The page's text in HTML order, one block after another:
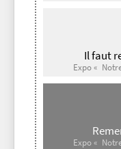
Il faut
Expo «
Expo «